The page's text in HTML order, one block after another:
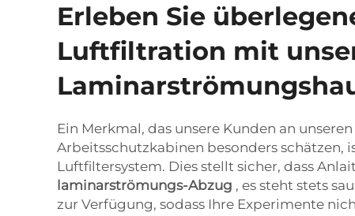
Erleben Sie
Luftfiltration mit
Ein Merkmal, das unsere Kunden an
Arbeitsschutzkabinen besonders schätzen,
Luftfiltersystem. Dies stellt sicher, dass
laminarströmungs-Abzug , es steht stets
zur Verfügung, sodass Ihre Experimente